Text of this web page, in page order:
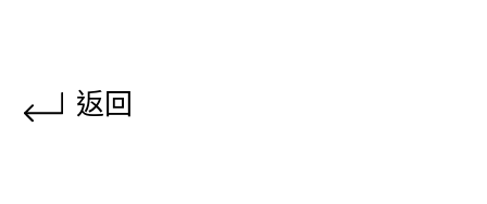
返回